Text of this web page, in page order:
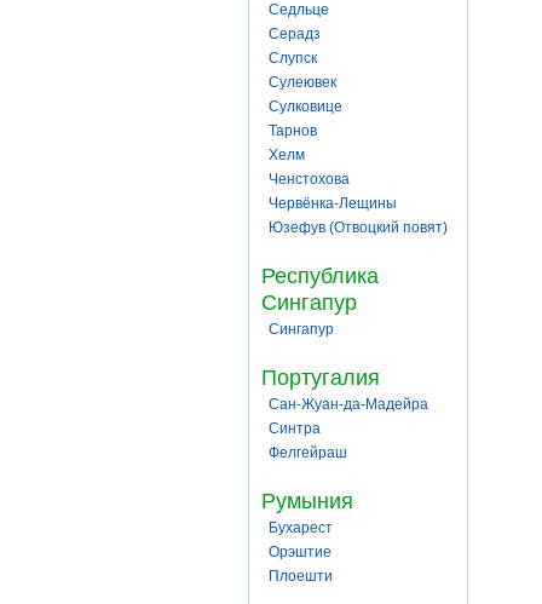
Седльце
Серадз
Слупск
Сулеювек
Сулковице
Тарнов
Хелм
Ченстохова
Червёнка-Лещины
Юзефув (Отвоцкий повят)
Республика
Сингапур
Сингапур
Португалия
Сан-Жуан-да-Мадейра
Синтра
Фелгейраш
Румыния
Бухарест
Орэштие
Плоешти